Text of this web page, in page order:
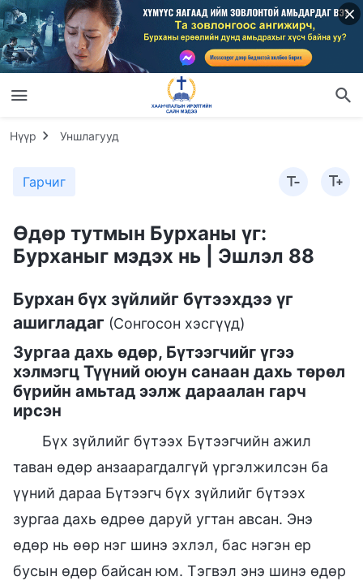
Нүүр Уншлагууд
Гарчиг
Өдөр тутмын Бурханы үг:
Бурханыг мэдэх нь | Эшлэл 88
Бурхан бүх зүйлийг бүтээхдээ үг
ашигладаг (Сонгосон хэсгүүд)
Зургаа дахь өдөр, Бүтээгчийг үгээ
хэлмэгц Түүний оюун санаан дахь төрөл
бүрийн амьтад ээлж дараалан гарч
ирсэн
Бүх зүйлийг бүтээх Бүтээгчийн ажил
таван өдөр анзаарагдалгүй үргэлжилсэн ба
үүний дараа Бүтээгч бүх зүйлийг бүтээх
зургаа дахь өдрөө даруй угтан авсан. Энэ
өдөр нь өөр нэг шинэ эхлэл, бас нэгэн ер
бусын өдөр байсан юм. Тэгвэл энэ шинэ өдөр